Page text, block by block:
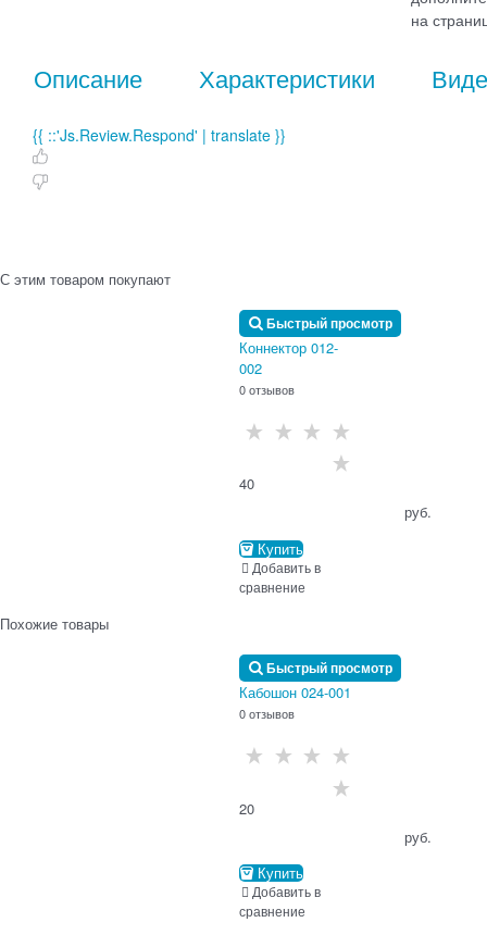
на
Описание Характеристики
{{ ::'Js.Review.Respond' | translate }}
С этим товаром покупают
Быстрый просмотр
Коннектор 012-
002
0 отзывов
40
                                      руб.
Купить
Добавить в
сравнение
Похожие товары
Быстрый просмотр
Кабошон 024-001
0 отзывов
20
                                      руб.
Купить
Добавить в
сравнение